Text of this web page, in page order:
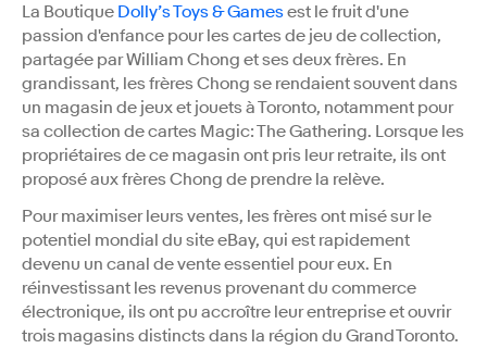
La Boutique Dolly’s Toys & Gamesest le fruit d'une
passion d'enfance pour les cartes de jeu de collection,
partagée par William Chong et ses deux frères. En
grandissant, les frères Chong se rendaient souvent dans
un magasin de jeux et jouets à Toronto, notamment pour
sa collection de cartes Magic: The Gathering. Lorsque les
propriétaires de ce magasin ont pris leur retraite, ils ont
proposé aux frères Chong de prendre la relève.
Pour maximiser leurs ventes, les frères ont misé sur le
potentiel mondial du site eBay, qui est rapidement
devenu un canal de vente essentiel pour eux. En
réinvestissant les revenus provenant du commerce
électronique, ils ont pu accroître leur entreprise et ouvrir
trois magasins distincts dans la région du Grand Toronto.